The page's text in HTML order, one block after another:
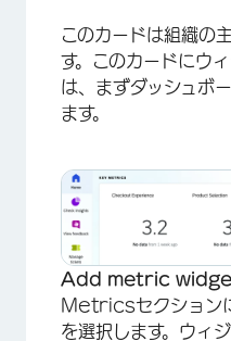
このカードは組織の
す。このカードにウ
は、まずダッシュボ
ます。
Add metric
Metricsセクション
を選択します。ウィ